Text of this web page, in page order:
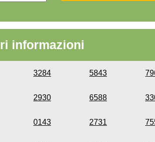
informazioni
3284 5843
2930 6588
0143 2731